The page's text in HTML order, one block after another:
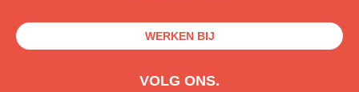
WERKEN BIJ
VOLG ONS.